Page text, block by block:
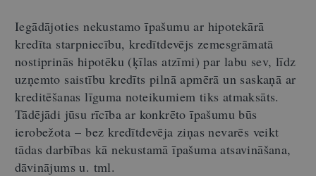
Iegādājoties nekustamo īpašumu ar hipotekārā
kredīta starpniecību, kredītdevējs zemesgrāmatā
nostiprinās hipotēku (ķīlas atzīmi) par labu sev, līdz
uzņemto saistību kredīts pilnā apmērā un saskaņā ar
kreditēšanas līguma noteikumiem tiks atmaksāts.
Tādējādi jūsu rīcība ar konkrēto īpašumu būs
ierobežota – bez kredītdevēja ziņas nevarēs veikt
tādas darbības kā nekustamā īpašuma atsavināšana,
dāvinājums u. tml.